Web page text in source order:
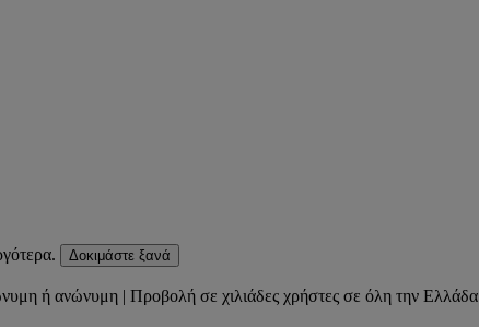
Δοκιμάστε ξανά
ή ανώνυμη | Προβολή σε χιλιάδες χρήστες σε όλη την Ελλάδα